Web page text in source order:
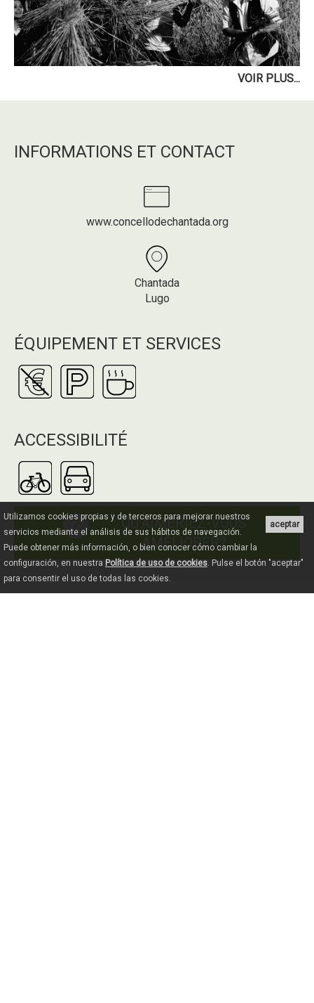
VOIR PLUS...
INFORMATIONS ET CONTACT
www.concellodechantada.org
Chantada
Lugo
ÉQUIPEMENT ET SERVICES
ACCESSIBILITÉ
QU'AIMERIEZ-VOUS
AMÉLIORER?
aceptar
Utilizamos cookies propias y de terceros para mejorar nuestros
servicios mediante el análisis de sus hábitos de navegación.
Puede obtener más información, o bien conocer cómo cambiar la
configuración, en nuestra Política de uso de cookies. Pulse el botón "aceptar"
para consentir el uso de todas las cookies.